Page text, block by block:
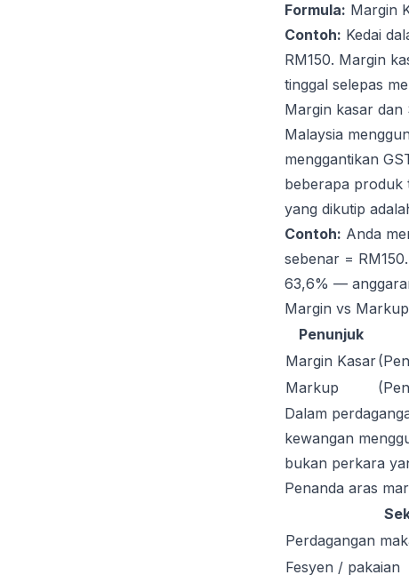
Formula: Margin
Contoh: Kedai
RM150. Margin
tinggal selepas
Margin kasar
Malaysia
menggantikan
beberapa produk
yang dikutip
Contoh: Anda
sebenar =
63,6% —
Margin vs
Penunjuk
Margin Kasar
Markup
Dalam
kewangan
bukan perkara
Penanda aras
Perdagangan
Fesyen / pakaian